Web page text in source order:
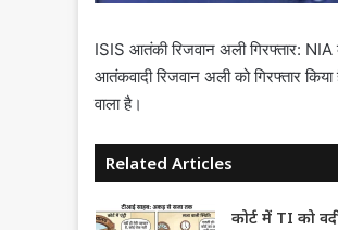
ISIS आतंकी रिजवान अली गिरफ्तार:
आतंकवादी रिजवान अली को गिरफ्तार
वाला है।
Related Articles
कोर्ट में TI को